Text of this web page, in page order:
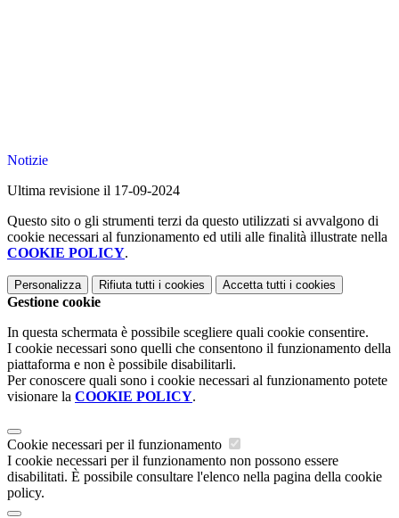
Notizie
Ultima revisione il 17-09-2024
Questo sito o gli strumenti terzi da questo utilizzati si avvalgono di
cookie necessari al funzionamento ed utili alle finalità illustrate nella
COOKIE POLICY.
Personalizza Rifiuta tutti i cookies Accetta tutti i cookies
Gestione cookie
In questa schermata è possibile scegliere quali cookie consentire.
I cookie necessari sono quelli che consentono il funzionamento della
piattaforma e non è possibile disabilitarli.
Per conoscere quali sono i cookie necessari al funzionamento potete
visionare la COOKIE POLICY.
Cookie necessari per il funzionamento
I cookie necessari per il funzionamento non possono essere
disabilitati. È possibile consultare l'elenco nella pagina della cookie
policy.